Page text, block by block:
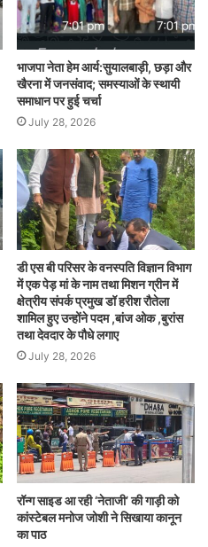
भाजपा नेता हेम आर्य:सुयालबाड़ी, छड़ा और
खैरना में जनसंवाद; समस्याओं के स्थायी
समाधान पर हुई चर्चा
July 28, 2026
डी एस बी परिसर के वनस्पति विज्ञान विभाग
में एक पेड़ मां के नाम तथा मिशन ग्रीन में
क्षेत्रीय संपर्क प्रमुख डॉ हरीश रौतेला
शामिल हुए उन्होंने पदम ,बांज ओक ,बुरांस
तथा देवदार के पौधे लगाए
July 28, 2026
रॉन्ग साइड आ रही ‘नेताजी’ की गाड़ी को
कांस्टेबल मनोज जोशी ने सिखाया कानून
का पाठ